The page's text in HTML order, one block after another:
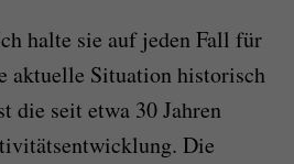
halte sie auf jeden Fall für
aktuelle Situation historisch
die seit etwa 30 Jahren
Die